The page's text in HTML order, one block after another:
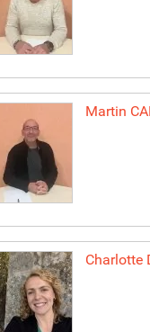
Martin
Charlotte